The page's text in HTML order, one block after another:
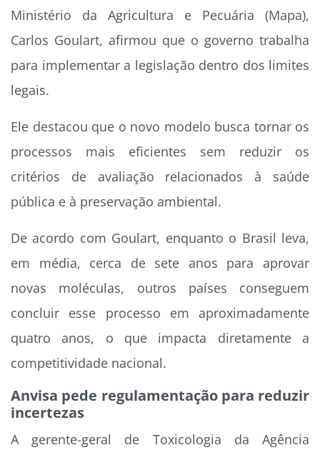
Ministério da Agricultura e Pecuária (Mapa),
Carlos Goulart, afirmou que o governo trabalha
para implementar a legislação dentro dos limites
legais.
Ele destacou que o novo modelo busca tornar os
processos mais eficientes sem reduzir os
critérios de avaliação relacionados à saúde
pública e à preservação ambiental.
De acordo com Goulart, enquanto o Brasil leva,
em média, cerca de sete anos para aprovar
novas moléculas, outros países conseguem
concluir esse processo em aproximadamente
quatro anos, o que impacta diretamente a
competitividade nacional.
Anvisa pede regulamentação para reduzir
incertezas
A gerente-geral de Toxicologia da Agência